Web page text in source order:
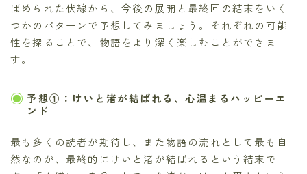
ばめられた伏線から、今後の展開と最終回の結末をいく
つかのパターンで予想してみましょう。それぞれの可能
性を探ることで、物語をより深く楽しむことができま
す。
予想①：けいと渚が結ばれる、心温まるハッピーエ
ンド
最も多くの読者が期待し、また物語の流れとして最も自
然なのが、最終的にけいと渚が結ばれるという結末で